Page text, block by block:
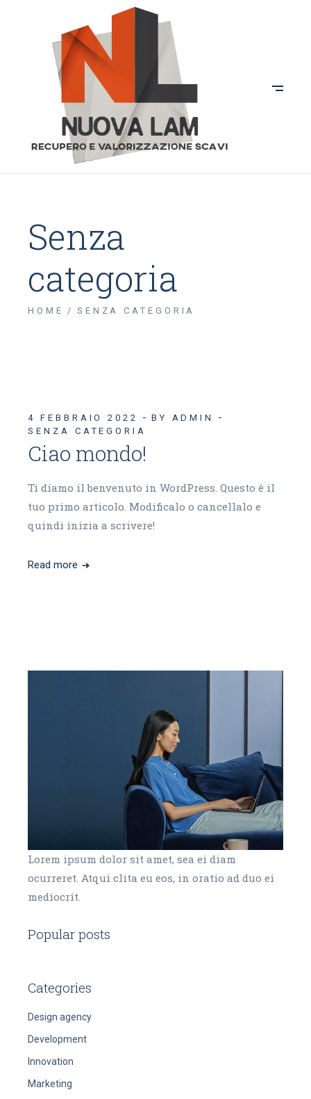
Senza
categoria
HOME SENZA CATEGORIA
4 FEBBRAIO 2022
BY ADMIN
SENZA CATEGORIA
Ciao mondo!
Ti diamo il benvenuto in WordPress. Questo è il
tuo primo articolo. Modificalo o cancellalo e
quindi inizia a scrivere!
Read more
Lorem ipsum dolor sit amet, sea ei diam
ocurreret. Atqui clita eu eos, in oratio ad duo ei
mediocrit.
Popular posts
Categories
Design agency
Development
Innovation
Marketing